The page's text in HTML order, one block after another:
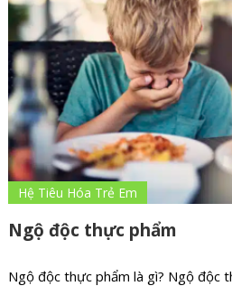
Ngộ độc thực phẩm
Hệ Tiêu Hóa Trẻ Em
Ngộ độc thực phẩm là gì? Ngộ độc